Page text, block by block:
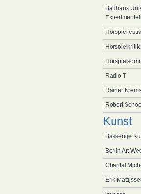
Bauhaus
Hörspielkritik
Radio T
Rainer
Robert
Kunst
Bassenge
Berlin Art
Chantal
Erik